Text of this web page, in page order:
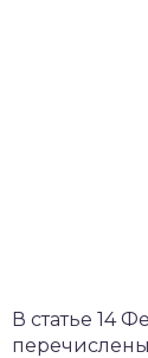
В статье 14